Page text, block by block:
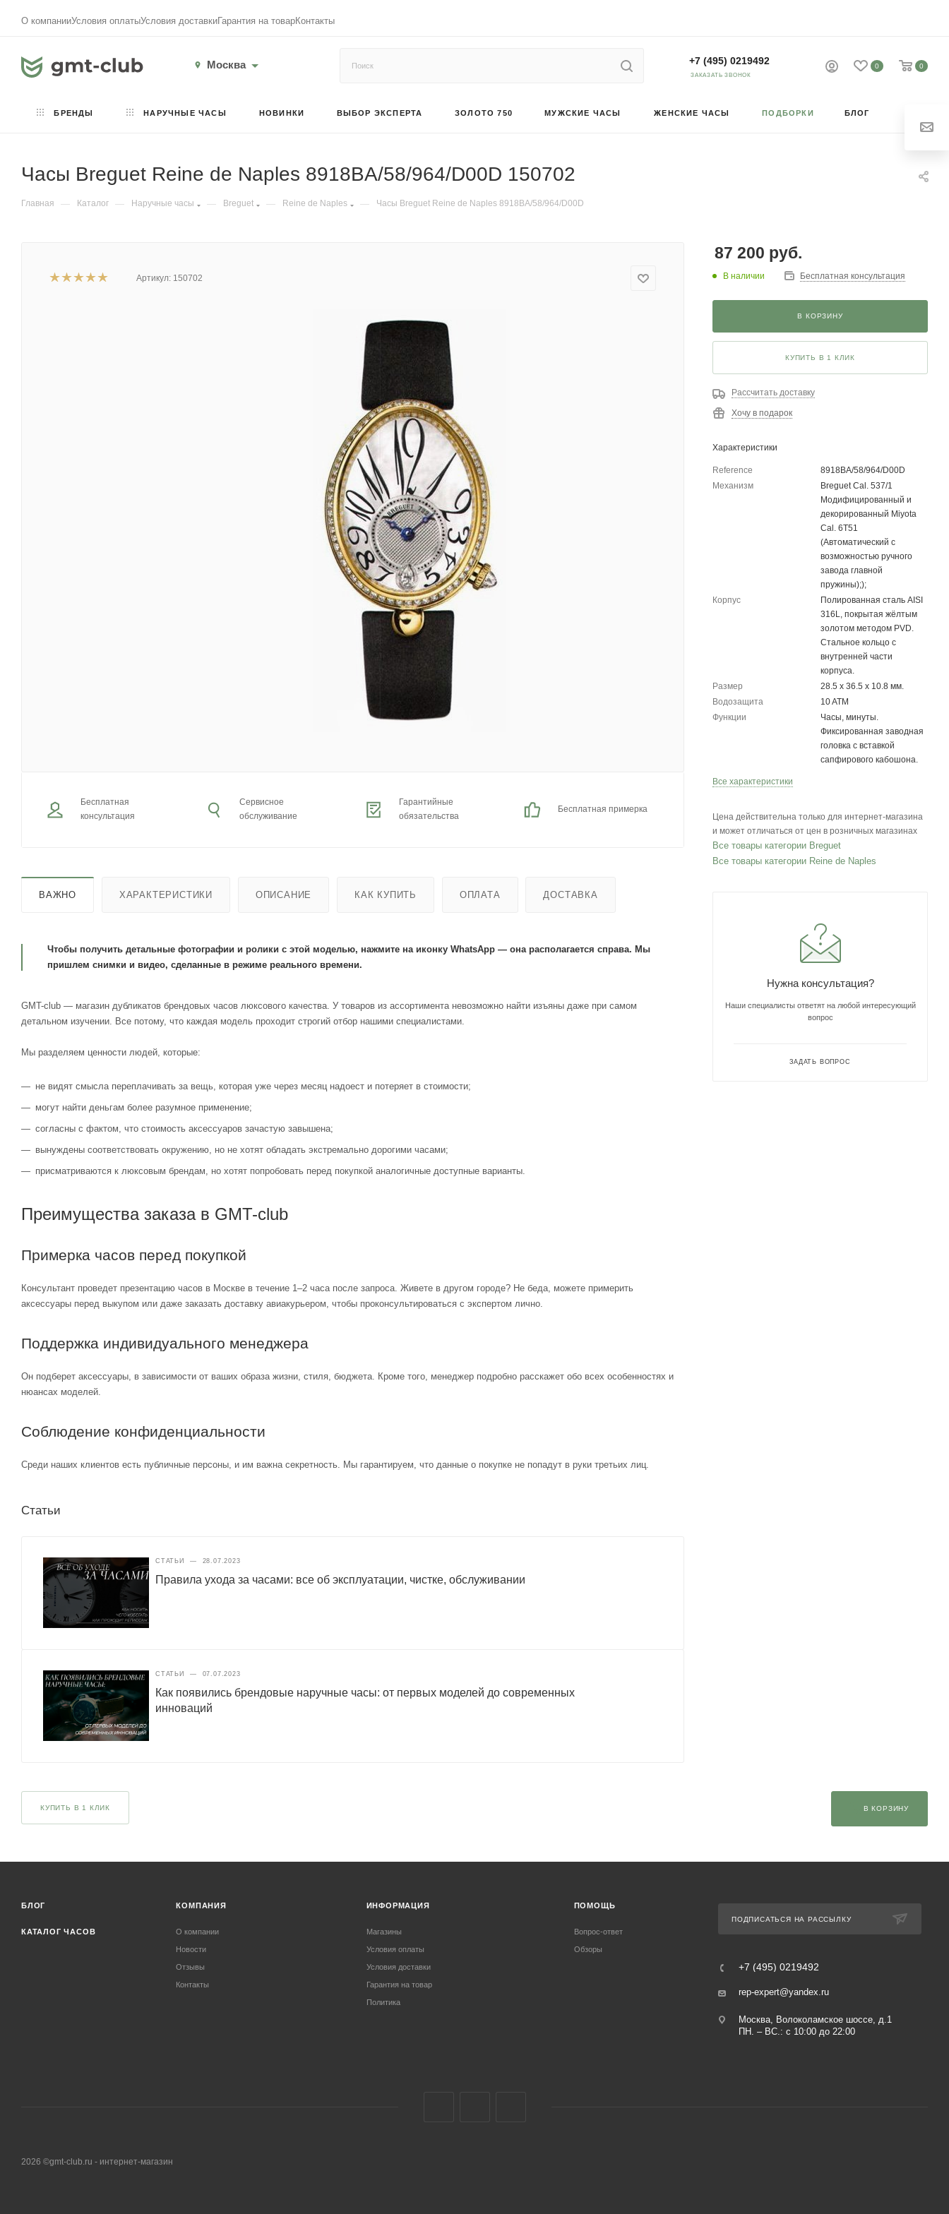
О компанииУсловия оплатыУсловия доставкиГарантия на товарКонтакты
Москва 0 0
+7 (495) 0219492
ЗАКАЗАТЬ ЗВОНОК
БРЕНДЫ НАРУЧНЫЕ ЧАСЫ НОВИНКИ ВЫБОР ЭКСПЕРТА ЗОЛОТО 750 МУЖСКИЕ ЧАСЫ ЖЕНСКИЕ ЧАСЫ ПОДБОРКИ БЛОГ
Часы Breguet Reine de Naples 8918BA/58/964/D00D 150702
Главная — Каталог — Наручные часы — Breguet — Reine de Naples — Часы Breguet Reine de Naples 8918BA/58/964/D00D
Артикул: 150702
Бесплатная
консультация
Сервисное
обслуживание
Гарантийные
обязательства
Бесплатная примерка
ВАЖНО ХАРАКТЕРИСТИКИ ОПИСАНИЕ КАК КУПИТЬ ОПЛАТА ДОСТАВКА
Чтобы получить детальные фотографии и ролики с этой моделью, нажмите на иконку WhatsApp — она располагается справа. Мы
пришлем снимки и видео, сделанные в режиме реального времени.
GMT-club — магазин дубликатов брендовых часов люксового качества. У товаров из ассортимента невозможно найти изъяны даже при самом
детальном изучении. Все потому, что каждая модель проходит строгий отбор нашими специалистами.
Мы разделяем ценности людей, которые:
не видят смысла переплачивать за вещь, которая уже через месяц надоест и потеряет в стоимости;
могут найти деньгам более разумное применение;
согласны с фактом, что стоимость аксессуаров зачастую завышена;
вынуждены соответствовать окружению, но не хотят обладать экстремально дорогими часами;
присматриваются к люксовым брендам, но хотят попробовать перед покупкой аналогичные доступные варианты.
Преимущества заказа в GMT-club
Примерка часов перед покупкой
Консультант проведет презентацию часов в Москве в течение 1–2 часа после запроса. Живете в другом городе? Не беда, можете примерить
аксессуары перед выкупом или даже заказать доставку авиакурьером, чтобы проконсультироваться с экспертом лично.
Поддержка индивидуального менеджера
Он подберет аксессуары, в зависимости от ваших образа жизни, стиля, бюджета. Кроме того, менеджер подробно расскажет обо всех особенностях и
нюансах моделей.
Соблюдение конфиденциальности
Среди наших клиентов есть публичные персоны, и им важна секретность. Мы гарантируем, что данные о покупке не попадут в руки третьих лиц.
Статьи
СТАТЬИ — 28.07.2023
Правила ухода за часами: все об эксплуатации, чистке, обслуживании
СТАТЬИ — 07.07.2023
Как появились брендовые наручные часы: от первых моделей до современных
инноваций
87 200 руб.
В наличии Бесплатная консультация
В КОРЗИНУ
КУПИТЬ В 1 КЛИК
Рассчитать доставку
Хочу в подарок
Характеристики
Reference
8918BA/58/964/D00D
Механизм
Breguet Cal. 537/1
Модифицированный и
декорированный Miyota
Cal. 6T51
(Автоматический с
возможностью ручного
завода главной
пружины););
Корпус
Полированная сталь AISI
316L, покрытая жёлтым
золотом методом PVD.
Стальное кольцо с
внутренней части
корпуса.
Размер
28.5 х 36.5 х 10.8 мм.
Водозащита
10 ATM
Функции
Часы, минуты.
Фиксированная заводная
головка с вставкой
сапфирового кабошона.
Все характеристики
Цена действительна только для интернет-магазина
и может отличаться от цен в розничных магазинах
Все товары категории Breguet
Все товары категории Reine de Naples
Нужна консультация?
Наши специалисты ответят на любой интересующий
вопрос
ЗАДАТЬ ВОПРОС
КУПИТЬ В 1 КЛИК В КОРЗИНУ
БЛОГ
КАТАЛОГ ЧАСОВ
КОМПАНИЯ
О компании
Новости
Отзывы
Контакты
ИНФОРМАЦИЯ
Магазины
Условия оплаты
Условия доставки
Гарантия на товар
Политика
ПОМОЩЬ
Вопрос-ответ
Обзоры
ПОДПИСАТЬСЯ НА РАССЫЛКУ
+7 (495) 0219492
rep-expert@yandex.ru
Москва, Волоколамское шоссе, д.1
ПН. – ВС.: с 10:00 до 22:00
2026 ©gmt-club.ru - интернет-магазин